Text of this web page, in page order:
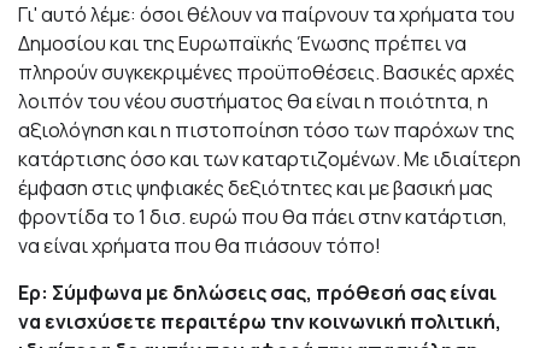
Γι' αυτό λέμε: όσοι θέλουν να παίρνουν τα χρήματα του
Δημοσίου και της Ευρωπαϊκής Ένωσης πρέπει να
πληρούν συγκεκριμένες προϋποθέσεις. Βασικές αρχές
λοιπόν του νέου συστήματος θα είναι η ποιότητα, η
αξιολόγηση και η πιστοποίηση τόσο των παρόχων της
κατάρτισης όσο και των καταρτιζομένων. Με ιδιαίτερη
έμφαση στις ψηφιακές δεξιότητες και με βασική μας
φροντίδα το 1 δισ. ευρώ που θα πάει στην κατάρτιση,
να είναι χρήματα που θα πιάσουν τόπο!
Ερ: Σύμφωνα με δηλώσεις σας, πρόθεσή σας είναι
να ενισχύσετε περαιτέρω την κοινωνική πολιτική,